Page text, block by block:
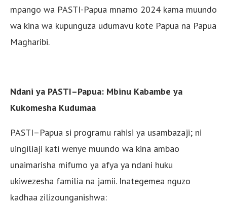
mpango wa PASTI-Papua mnamo 2024 kama muundo
wa kina wa kupunguza udumavu kote Papua na Papua
Magharibi.
Ndani ya PASTI–Papua: Mbinu Kabambe ya
Kukomesha Kudumaa
PASTI–Papua si programu rahisi ya usambazaji; ni
uingiliaji kati wenye muundo wa kina ambao
unaimarisha mifumo ya afya ya ndani huku
ukiwezesha familia na jamii. Inategemea nguzo
kadhaa zilizounganishwa: